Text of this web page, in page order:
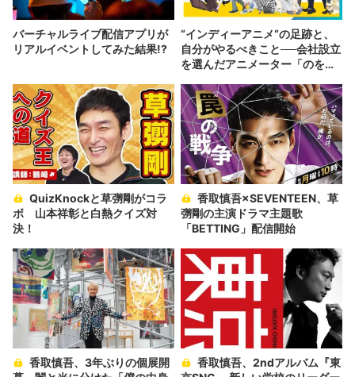
バーチャルライブ配信アプリが
リアルイベントしてみた結果!?
“インディーアニメ“の足跡と、
自分がやるべきこと──会社設立
を選んだアニメーター「のを
ボ 山本祥彰と白熱クイズ対
決！
彅剛の主演ドラマ主題歌
「BETTING」配信開始